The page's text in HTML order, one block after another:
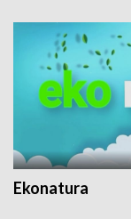
Ekonatura